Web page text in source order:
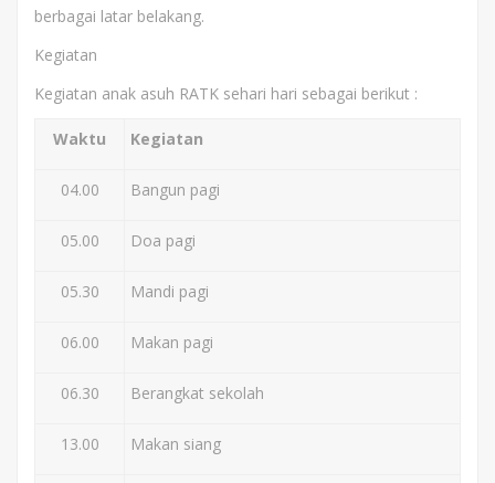
berbagai latar belakang.
Kegiatan
Kegiatan anak asuh RATK sehari hari sebagai berikut :
Waktu Kegiatan
04.00 Bangun pagi
05.00 Doa pagi
05.30 Mandi pagi
06.00 Makan pagi
06.30 Berangkat sekolah
13.00 Makan siang